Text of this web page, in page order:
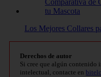
Los Mejores Collares
Derechos de autor
Si cree que algún contenido
intelectual, contacte en